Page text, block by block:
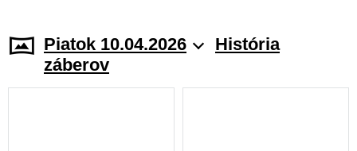
Piatok 10.04.2026
História
záberov